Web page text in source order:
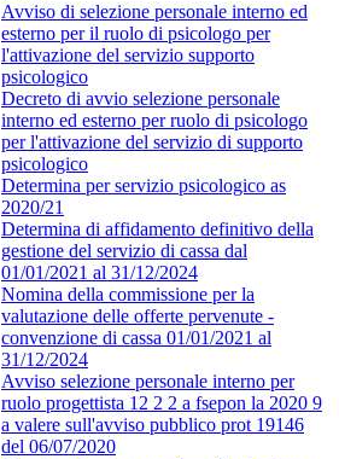
Avviso di selezione personale interno ed
esterno per il ruolo di psicologo per
l'attivazione del servizio supporto
psicologico
Decreto di avvio selezione personale
interno ed esterno per ruolo di psicologo
per l'attivazione del servizio di supporto
psicologico
Determina per servizio psicologico as
2020/21
Determina di affidamento definitivo della
gestione del servizio di cassa dal
01/01/2021 al 31/12/2024
Nomina della commissione per la
valutazione delle offerte pervenute -
convenzione di cassa 01/01/2021 al
31/12/2024
Avviso selezione personale interno per
ruolo progettista 12 2 2 a fsepon la 2020 9
a valere sull'avviso pubblico prot 19146
del 06/07/2020